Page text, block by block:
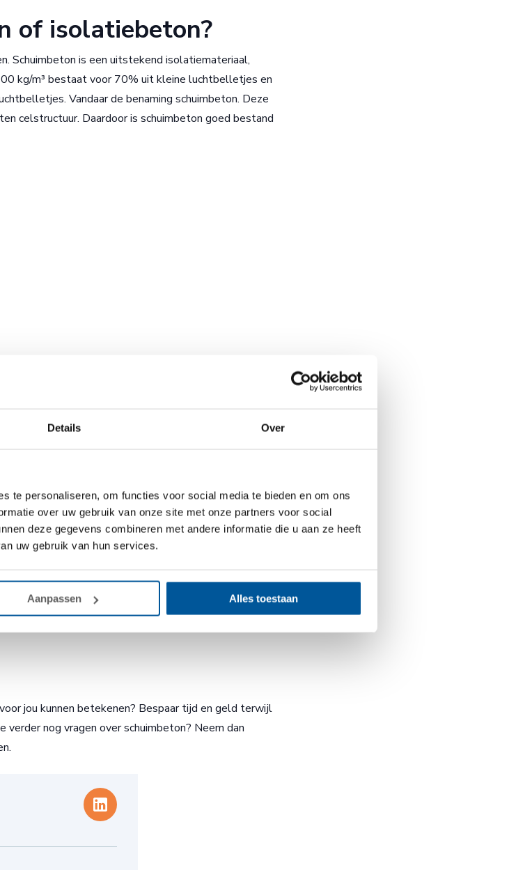
Details Over
te personaliseren, om functies voor social media te bieden en om ons
over uw gebruik van onze site met onze partners voor social
deze gegevens combineren met andere informatie die u aan ze heeft
uw gebruik van hun services.
Aanpassen Alles toestaan
of isolatiebeton?
Schuimbeton is een uitstekend isolatiemateriaal,
kg/m³ bestaat voor 70% uit kleine luchtbelletjes en
Vandaar de benaming schuimbeton. Deze
celstructuur. Daardoor is schuimbeton goed bestand
zonder dat het na het aanbrengen gladgestreken
Daardoor heeft het diverse
voor jou kunnen betekenen? Bespaar tijd en geld terwijl
verder nog vragen over schuimbeton? Neem dan